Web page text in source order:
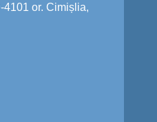
4101 or. Cimișlia,